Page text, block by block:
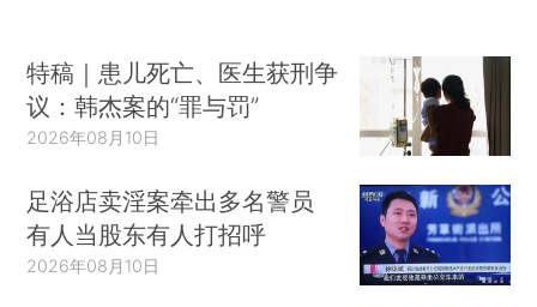
特稿｜患儿死亡、医生获刑争
议：韩杰案的“罪与罚”
2026年08月10日
足浴店卖淫案牵出多名警员
有人当股东有人打招呼
2026年08月10日